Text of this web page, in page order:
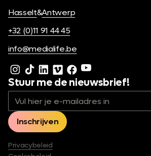
Hasselt&Antwerp
+32 (0)11 91 44 45
info@medialife.be
Stuur me de nieuwsbrief!
Privacybeleid